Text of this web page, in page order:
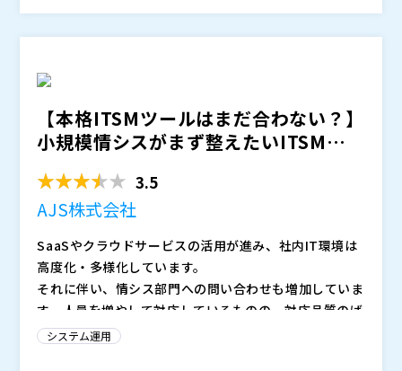
理・分析まで手が回らないケースも少なくありません。
その結果、対応が属人化し、ナレッジが体系化されず、
始めています。 「人の努力で何とか回す」体制では限
いのではないでしょうか。
が難しく、検討が止まってしまうこともあります。 ま
た、対応マニュアルやナレッジが十分に整備されていな
となっているケースも少なくありません。こうした状態
き、問い合わせの滞留といったリスクにつながります。
その結果、「外注したいけれど、何から手をつけたらい
ません。
きポイントを具体的にご紹介します。 任せる範囲の明
確化、問い合わせデータの収集・分析、品質を維持する
など、準備段階で必要となる実践ステップをわかりやす
で進めることが難しい場合には、体制設計・運用改善ま
でを一緒に整理・支援するパートナーの活用も効果的で
ク運営を支援してきた当社の知見をもとに、外注をスム
ーズに進めるための具体的な進め方をお伝えします。
こから着手すればよいのか」「どんな情報を揃えておく
べきか」が明確になります。
株式会社Me-Rise（）
※共催、協賛、協力、講演企業は将来的に追加、削除さ
【本格ITSMツールはまだ合わない？】
小規模情シスがまず整えたいITSM業務
3.5
AJS株式会社
SaaSやクラウドサービスの活用が進み、社内IT環境は
高度化・多様化しています。
それに伴い、情シス部門への問い合わせも増加していま
す。人員を増やして対応しているものの、対応品質のば
らつきや属人化といった課題も見え始め、「そろそろIT
システム運用